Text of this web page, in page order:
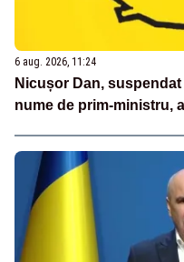
6 aug. 2026, 11:24
Nicușor Dan,
nume de prim-ministru,